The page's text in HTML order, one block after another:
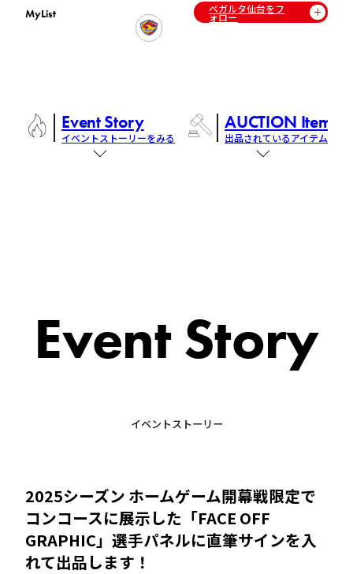
MyList ベガルタ仙台をフ
ォロー
Event Story
イベントストーリーをみる
AUCTION Items
出品されているアイテム
Event Story
イベントストーリー
2025シーズン ホームゲーム開幕戦限定で
コンコースに展示した「FACE OFF
GRAPHIC」選手パネルに直筆サインを入
れて出品します！